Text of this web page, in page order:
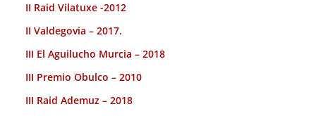
II Raid Vilatuxe -2012
II Valdegovia – 2017.
III El Aguilucho Murcia – 2018
III Premio Obulco – 2010
III Raid Ademuz – 2018